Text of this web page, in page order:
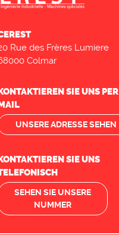
Rue des Frères Lumiere
Colmar
KONTAKTIEREN SIE UNS PER
MAIL
UNSERE ADRESSE SEHEN
KONTAKTIEREN SIE UNS
SEHEN SIE UNSERE
NUMMER